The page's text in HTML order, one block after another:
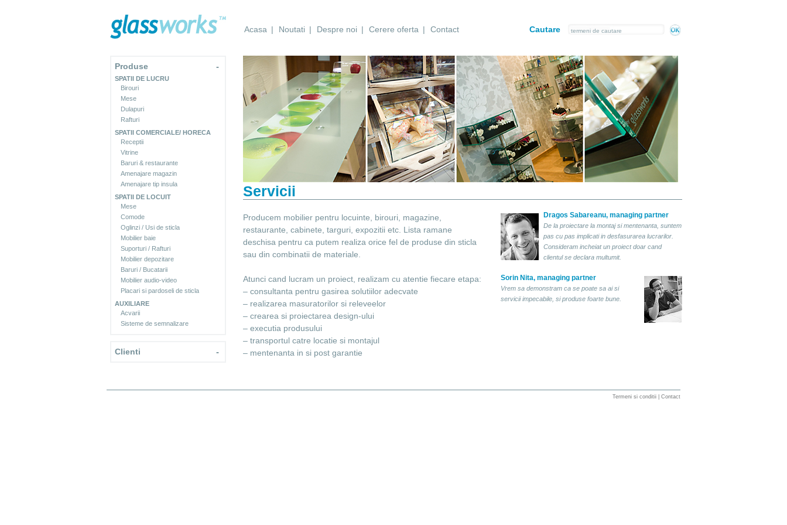
Acasa | Noutati | Despre noi | Cerere oferta | Contact Cautare
-
Produse
SPATII DE LUCRU
Birouri
Mese
Dulapuri
Rafturi
SPATII COMERCIALE/ HORECA
Receptii
Vitrine
Baruri & restaurante
Amenajare magazin
Amenajare tip insula
SPATII DE LOCUIT
Mese
Comode
Oglinzi / Usi de sticla
Mobilier baie
Suporturi / Rafturi
Mobilier depozitare
Baruri / Bucatarii
Mobilier audio-video
Placari si pardoseli de sticla
AUXILIARE
Acvarii
Sisteme de semnalizare
-
Clienti
Servicii
Producem mobilier pentru locuinte, birouri, magazine,
restaurante, cabinete, targuri, expozitii etc. Lista ramane
deschisa pentru ca putem realiza orice fel de produse din sticla
sau din combinatii de materiale.
Atunci cand lucram un proiect, realizam cu atentie fiecare etapa:
– consultanta pentru gasirea solutiilor adecvate
– realizarea masuratorilor si releveelor
– crearea si proiectarea design-ului
– executia produsului
– transportul catre locatie si montajul
– mentenanta in si post garantie
Dragos Sabareanu, managing partner
De la proiectare la montaj si mentenanta, suntem
pas cu pas implicati in desfasurarea lucrarilor.
Consideram incheiat un proiect doar cand
clientul se declara multumit.
Sorin Nita, managing partner
Vrem sa demonstram ca se poate sa ai si
servicii impecabile, si produse foarte bune.
Termeni si conditii Contact